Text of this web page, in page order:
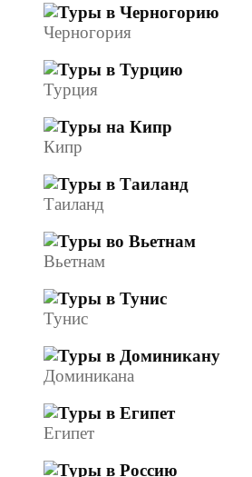
Черногория
Турция
Кипр
Таиланд
Вьетнам
Тунис
Доминикана
Египет